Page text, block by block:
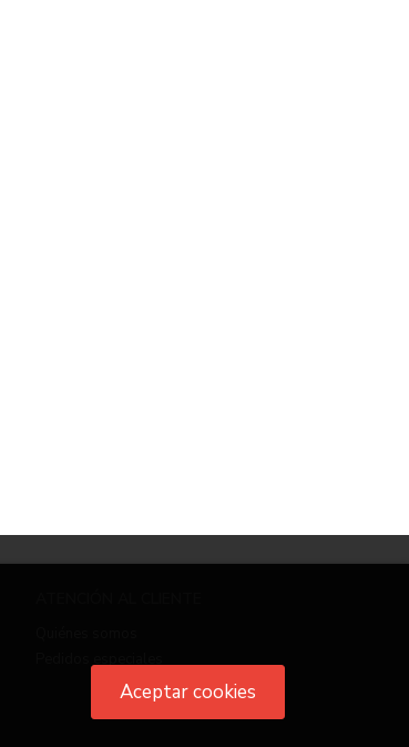
Aceptar cookies